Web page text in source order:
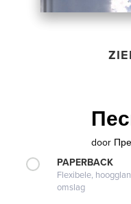
door
PAPERBACK
Flexibele,
omslag